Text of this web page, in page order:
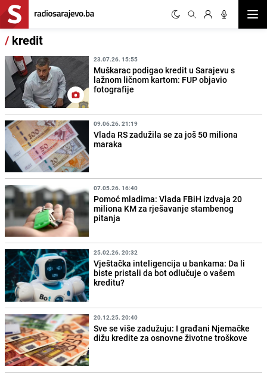
/ kredit
23.07.26. 15:55
Muškarac podigao kredit u Sarajevu s
lažnom ličnom kartom: FUP objavio
fotografije
09.06.26. 21:19
Vlada RS zadužila se za još 50 miliona
maraka
07.05.26. 16:40
Pomoć mladima: Vlada FBiH izdvaja 20
miliona KM za rješavanje stambenog
pitanja
25.02.26. 20:32
Vještačka inteligencija u bankama: Da li
biste pristali da bot odlučuje o vašem
kreditu?
20.12.25. 20:40
Sve se više zadužuju: I građani Njemačke
dižu kredite za osnovne životne troškove